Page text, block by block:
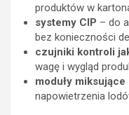
produktów w
systemy CIP – do
bez konieczności
czujniki kontroli
wagę i wygląd
moduły
napowietrzenia